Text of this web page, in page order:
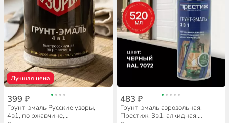
Лучшая цена
399 ₽
Грунт-эмаль Русские узоры,
4в1, по ржавчине,
483 ₽
Грунт-эмаль аэрозольная,
Престиж, 3в1, алкидная,